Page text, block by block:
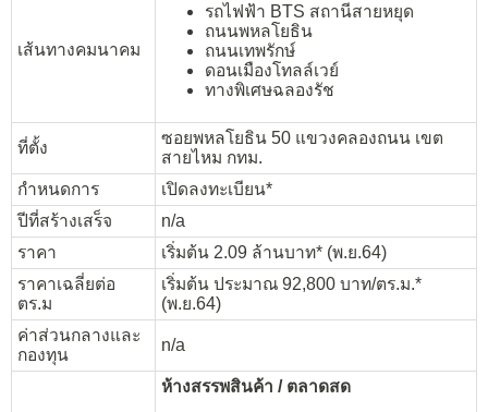
เส้นทางคมนาคม
รถไฟฟ้า BTS สถานีสายหยุด
ถนนพหลโยธิน
ถนนเทพรักษ์
ดอนเมืองโทลล์เวย์
ทางพิเศษฉลองรัช
ที่ตั้ง
ซอยพหลโยธิน 50 แขวงคลองถนน เขต
สายไหม กทม.
กำหนดการ
เปิดลงทะเบียน*
ปีที่สร้างเสร็จ
n/a
ราคา
เริ่มต้น 2.09 ล้านบาท* (พ.ย.64)
ราคาเฉลี่ยต่อ
ตร.ม
เริ่มต้น ประมาณ 92,800 บาท/ตร.ม.*
(พ.ย.64)
ค่าส่วนกลางและ
กองทุน
n/a
ห้างสรรพสินค้า / ตลาดสด